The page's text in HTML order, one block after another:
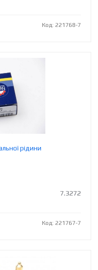
Код: 221768-7
рідини
7.3272
Код: 221767-7